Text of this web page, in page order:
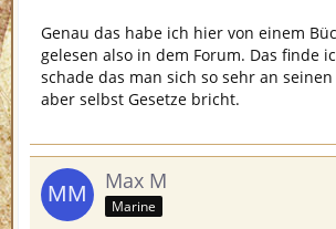
Genau das habe ich hier von einem
gelesen also in dem Forum. Das finde
schade das man sich so sehr an
aber selbst Gesetze bricht.
Max M
Marine